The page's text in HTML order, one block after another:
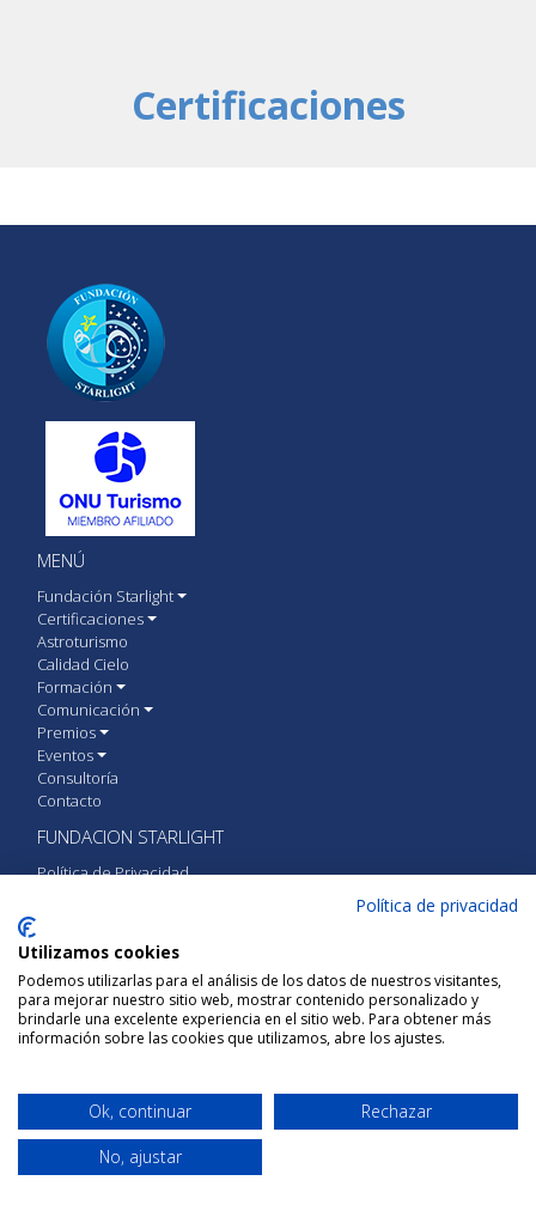
Certificaciones
MENÚ
Fundación Starlight
Certificaciones
Astroturismo
Calidad Cielo
Formación
Comunicación
Premios
Eventos
Consultoría
Contacto
FUNDACION STARLIGHT
Política de Privacidad
CONTACTA CON FUNDACIÓN STARLIGHT
Calle Vía Láctea S/N 38205 San Cristóbal de
La Laguna, Tenerife, España
gestion@fundacionstarlight.org
Política de privacidad
Utilizamos cookies
Podemos utilizarlas para el análisis de los datos de nuestros visitantes,
para mejorar nuestro sitio web, mostrar contenido personalizado y
brindarle una excelente experiencia en el sitio web. Para obtener más
información sobre las cookies que utilizamos, abre los ajustes.
Ok, continuar
Rechazar
No, ajustar